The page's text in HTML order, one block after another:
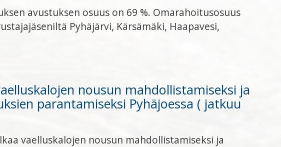
avustuksen osuus on 69 %. Omarahoitusosuus
Pyhäjärvi, Kärsämäki, Haapavesi,
nousun mahdollistamiseksi ja
parantamiseksi Pyhäjoessa ( jatkuu
vaelluskalojen nousun mahdollistamiseksi ja